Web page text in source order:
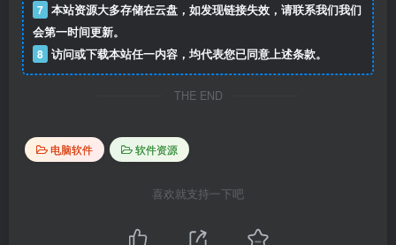
7 本站资源大多存储在云盘，如发现链接失效，请联系我们我们
会第一时间更新。
8 访问或下载本站任一内容，均代表您已同意上述条款。
THE END
电脑软件 软件资源
喜欢就支持一下吧